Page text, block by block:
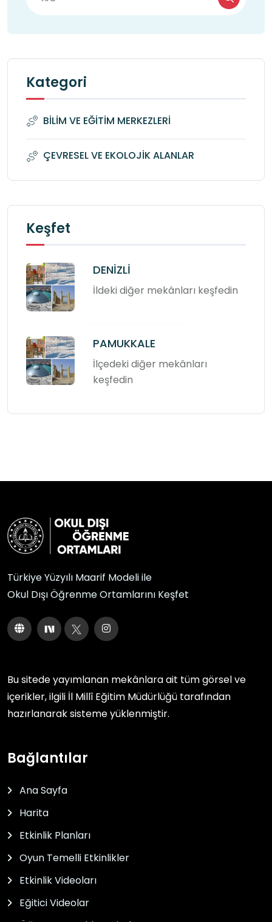
Kategori
BİLİM VE EĞİTİM MERKEZLERİ
ÇEVRESEL VE EKOLOJİK ALANLAR
Keşfet
DENİZLİ
İldeki diğer mekânları keşfedin
PAMUKKALE
İlçedeki diğer mekânları
keşfedin
Türkiye Yüzyılı Maarif Modeli ile
Okul Dışı Öğrenme Ortamlarını Keşfet
Bu sitede yayımlanan mekânlara ait tüm görsel ve
içerikler, ilgili İl Millî Eğitim Müdürlüğü tarafından
hazırlanarak sisteme yüklenmiştir.
Bağlantılar
Ana Sayfa
Harita
Etkinlik Planları
Oyun Temelli Etkinlikler
Etkinlik Videoları
Eğitici Videolar